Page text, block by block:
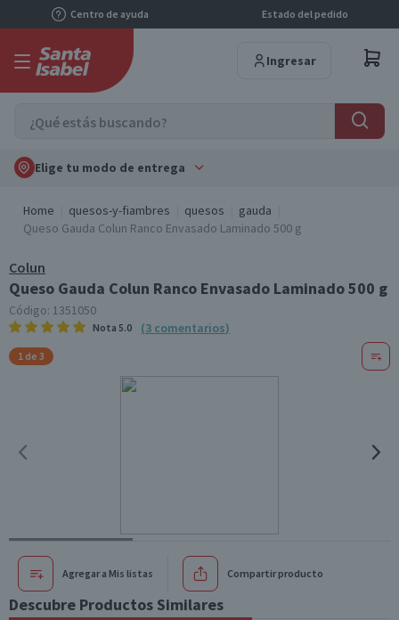
Centro de ayuda Estado del pedido
Ingresar
Elige tu modo de entrega
Home quesos-y-fiambres quesos
gauda
Queso Gauda Colun Ranco Envasado Laminado 500 g
Colun
Queso Gauda Colun Ranco Envasado Laminado 500 g
Código: 1351050
Nota 5.0 (3 comentarios)
1 de 3
Agregar a Mis listas Compartir producto
Descubre Productos Similares